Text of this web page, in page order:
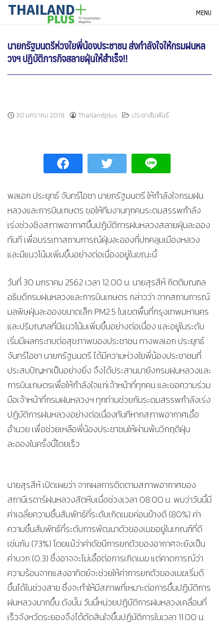
SkipTHAILANDPLUS NEWS MENU
นายกรัฐมนตรีห่วงใยพี่น้องประชาชน ส่งกำลังใจให้กรมฝนหล
วงฯ ปฏิบัติภารกิจสลายฝุ่นให้สำเร็จ!!
30 มกราคม 2019 Thailandplus ประชาสัมพันธ์
พลเอก ประยุทธ์ จันทร์โอชา นายกรัฐมนตรี ให้กำลังใจกรมฝน
หลวงและการบินเกษตร ขอให้ทีมงานทุกคนระดมสรรพกำลัง
เร่งช่วงชิงสภาพอากาศขึ้นปฏิบัติการฝนหลวงสลายฝุ่นละออง
ทันที เพื่อบรรเทาสถานการณ์ฝุ่นละอองที่ปกคลุมเมืองหลวง
และมีแนวโน้มเพิ่มขึ้นอย่างต่อเนื่องอยู่ในขณะนี้
วันที่ 30 มกราคม 2562 เวลา 12.00 น. นายสุรสีห์ กิตติมณฑล
อธิบดีกรมฝนหลวงและการบินเกษตร กล่าวว่า จากสถานการณ์
มลพิษฝุ่นละอองขนาดเล็ก PM2.5 ในเขตพื้นที่กรุงเทพมหานคร
และปริมณฑลที่มีแนวโน้มเพิ่มขึ้นอย่างต่อเนื่อง และอยู่ในระดับ
เริ่มมีผลกระทบต่อสุขภาพของประชาชน ทางพลเอก ประยุทธ์
จันทร์โอชา นายกรัฐมนตรี ได้มีความห่วงใยพี่น้องประชาชนที่
ประสบปัญหาเป็นอย่างยิ่ง จึงได้ประสานมายังกรมฝนหลวงและ
การบินเกษตรเพื่อให้กำลังใจแก่เจ้าหน้าที่ทุกคน และขอความร่วม
มือเจ้าหน้าที่กรมฝนหลวงฯ ทุกท่านช่วยกันระดมสรรพกำลังเร่ง
ปฏิบัติการฝนหลวงอย่างต่อเนื่องทันทีหากสภาพอากาศเอื้อ
อำนวย เพื่อช่วยเหลือพี่น้องประชาชนให้ผ่านพ้นวิกฤติฝุ่น
ละอองในครั้งนี้โดยเร็ว
นายสุรสีห์ เปิดเผยว่า จากผลการติดตามสภาพอากาศของ
สถานีเรดาร์ฝนหลวงสัตหีบเมื่อช่วงเวลา 08.00 น. พบว่าวันนี้มี
ค่าเฉลี่ยความชื้นสัมพัทธ์ที่ระดับเกิดเมฆค่อนข้างดี (80%) ค่า
ความชื้นสัมพัทธ์ที่ระดับการพัฒนาตัวของเมฆอยู่ในเกณฑ์ที่ดี
เช่นกัน (73%) โดยแม้ว่าค่าดัชนีการยกตัวของอากาศจะยังเป็น
ค่าบวก (0.3) ซึ่งอาจจะไม่เอื้อต่อการเกิดเมฆ แต่คาดการณ์ว่า
ความร้อนจากแสงอาทิตย์จะช่วยให้ค่าการยกตัวของเมฆเริ่มดี
ขึ้นได้ในช่วงสาย ซึ่งจะทำให้มีสภาพที่เหมาะต่อการขึ้นปฏิบัติการ
ฝนหลวงมากขึ้น ดังนั้น วันนี้หน่วยปฏิบัติการฝนหลวงเคลื่อนที่
เร็วจังหวัดระยองจึงได้ตัดสินใจขึ้นปฏิบัติการในเวลา 11.00 น.